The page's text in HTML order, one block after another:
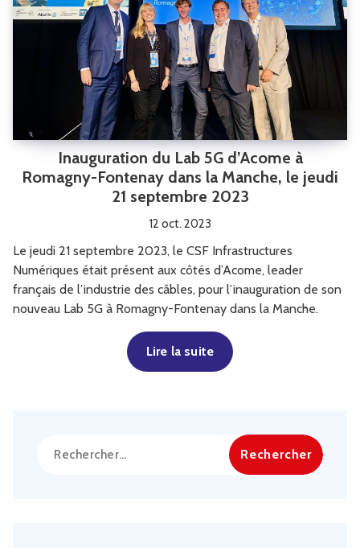
Inauguration du Lab 5G d’Acome à
Romagny-Fontenay dans la Manche, le jeudi
21 septembre 2023
12 oct. 2023
Le jeudi 21 septembre 2023, le CSF Infrastructures
Numériques était présent aux côtés d’Acome, leader
français de l’industrie des câbles, pour l’inauguration de son
nouveau Lab 5G à Romagny-Fontenay dans la Manche.
Lire la suite